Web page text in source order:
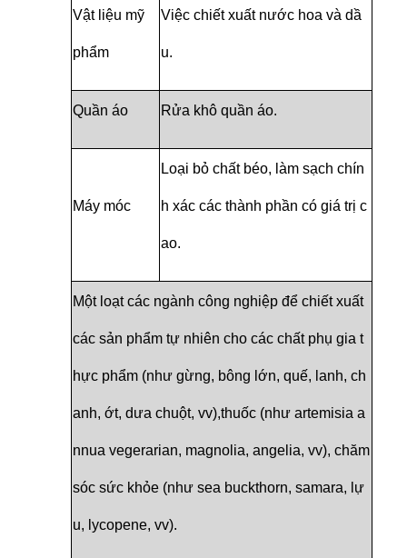
Vật liệu mỹ
phẩm
Việc chiết xuất nước hoa và dầ
u.
Quần áo Rửa khô quần áo.
Máy móc
Loại bỏ chất béo, làm sạch chín
h xác các thành phần có giá trị c
ao.
Một loạt các ngành công nghiệp để chiết xuất
các sản phẩm tự nhiên cho các chất phụ gia t
hực phẩm (như gừng, bông lớn, quế, lanh, ch
anh, ớt, dưa chuột, vv),thuốc (như artemisia a
nnua vegerarian, magnolia, angelia, vv), chăm
sóc sức khỏe (như sea buckthorn, samara, lự
u, lycopene, vv).